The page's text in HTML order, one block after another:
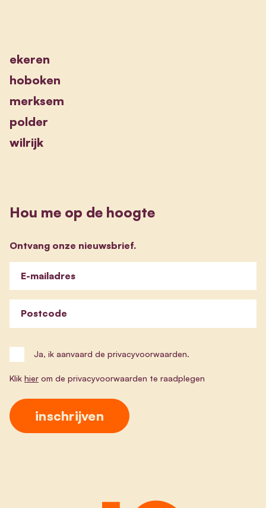
ekeren
hoboken
merksem
polder
wilrijk
Hou me op de hoogte
Ontvang onze nieuwsbrief.
E-mailadres
Postcode
Ja, ik aanvaard de privacyvoorwaarden.
Klik hier om de privacyvoorwaarden te raadplegen